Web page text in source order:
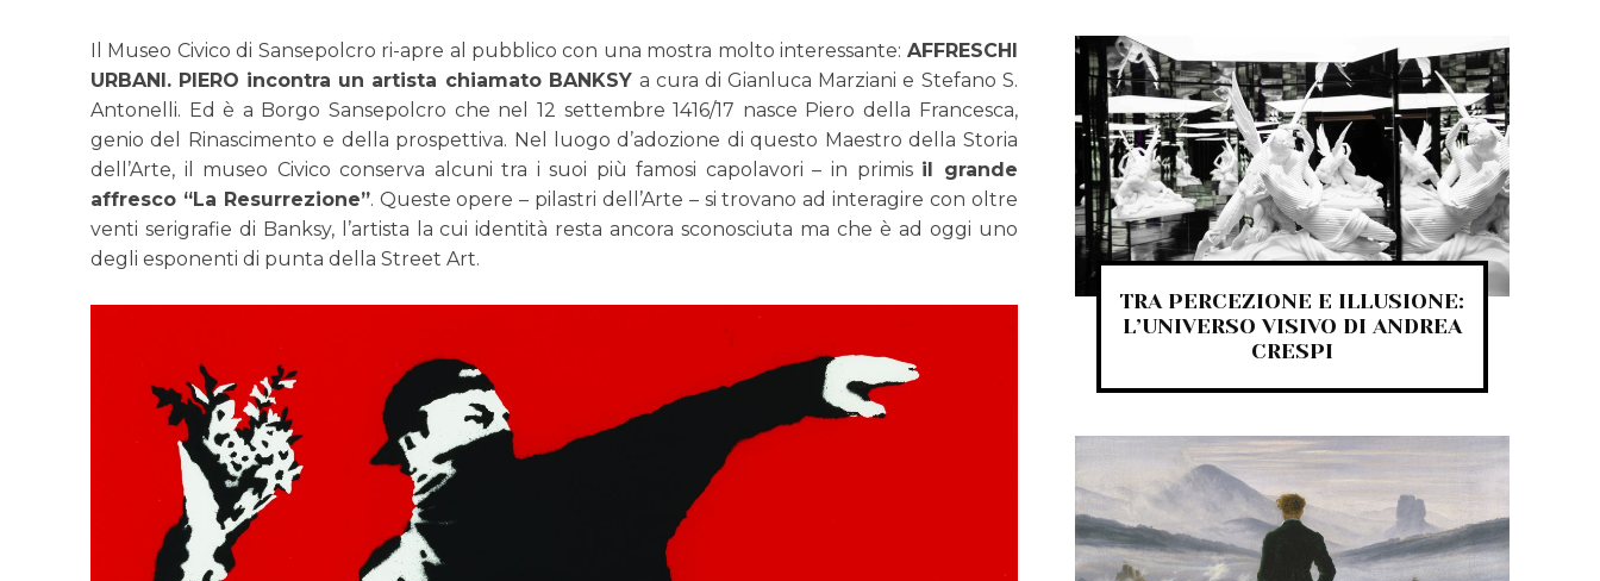
Il Museo Civico di Sansepolcro ri-apre al pubblico con una mostra molto interessante: AFFRESCHI
URBANI. PIERO incontra un artista chiamato BANKSY a cura di Gianluca Marziani e Stefano S.
Antonelli. Ed è a Borgo Sansepolcro che nel 12 settembre 1416/17 nasce Piero della Francesca,
genio del Rinascimento e della prospettiva. Nel luogo d’adozione di questo Maestro della Storia
dell’Arte, il museo Civico conserva alcuni tra i suoi più famosi capolavori – in primis il grande
affresco “La Resurrezione”. Queste opere – pilastri dell’Arte – si trovano ad interagire con oltre
venti serigrafie di Banksy, l’artista la cui identità resta ancora sconosciuta ma che è ad oggi uno
degli esponenti di punta della Street Art.
TRA PERCEZIONE E ILLUSIONE:
L’UNIVERSO VISIVO DI ANDREA
CRESPI